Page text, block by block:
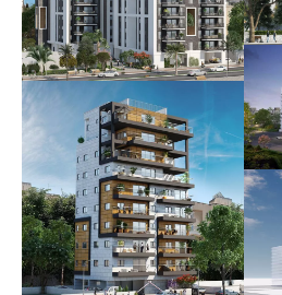
קפלן 39-41
בשיווק וביצוע